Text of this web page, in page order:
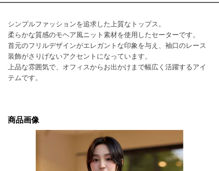
シンプルファッションを追求した上質なトップス。
柔らかな質感のモヘア風ニット素材を使用したセーターです。
首元のフリルデザインがエレガントな印象を与え、袖口のレース
装飾がさりげないアクセントになっています。
上品な雰囲気で、オフィスからお出かけまで幅広く活躍するアイ
テムです。
商品画像